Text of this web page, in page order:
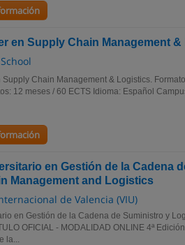
en Supply Chain Management
Supply Chain Management & Logistics.
12 meses / 60 ECTS Idioma: Español
en Gestión de la Cadena
Management and Logistics
de Valencia (VIU)
en Gestión de la Cadena de Suministro y
OFICIAL - MODALIDAD ONLINE 4ª
la...